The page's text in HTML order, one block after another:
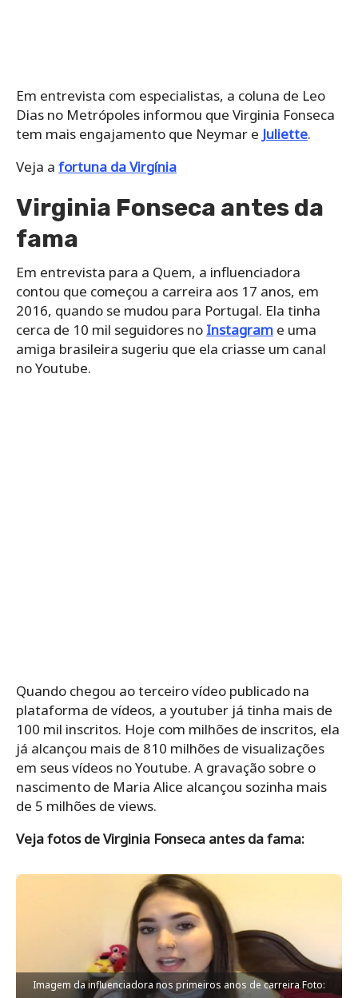
Em entrevista com especialistas, a coluna de Leo
Dias no Metrópoles informou que Virginia Fonseca
tem mais engajamento que Neymar e Juliette.
Veja a fortuna da Virgínia
Virginia Fonseca antes da
fama
Em entrevista para a Quem, a influenciadora
contou que começou a carreira aos 17 anos, em
2016, quando se mudou para Portugal. Ela tinha
cerca de 10 mil seguidores no Instagram e uma
amiga brasileira sugeriu que ela criasse um canal
no Youtube.
Quando chegou ao terceiro vídeo publicado na
plataforma de vídeos, a youtuber já tinha mais de
100 mil inscritos. Hoje com milhões de inscritos, ela
já alcançou mais de 810 milhões de visualizações
em seus vídeos no Youtube. A gravação sobre o
nascimento de Maria Alice alcançou sozinha mais
de 5 milhões de views.
Veja fotos de Virginia Fonseca antes da fama:
Imagem da influenciadora nos primeiros anos de carreira Foto: